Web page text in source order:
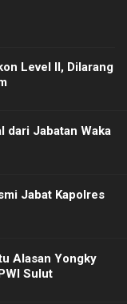
Level II, Dilarang
dari Jabatan Waka
Jabat Kapolres
Alasan Yongky
Sulut